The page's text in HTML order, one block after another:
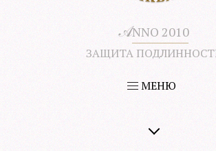
𝒜NNO 2010
ЗАЩИТА
МЕНЮ